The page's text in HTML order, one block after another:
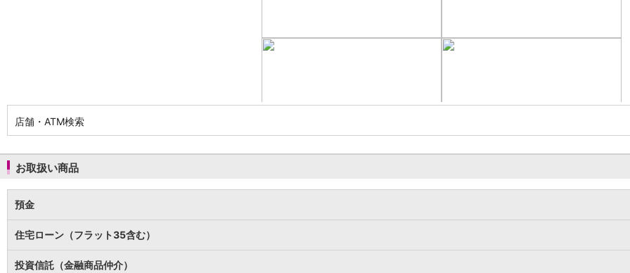
新規お借入れの方
お借換えの方
フラット35
リ・バース60
カードローン
目的別ローンマイページ
保険
保険TOP
医療保険
店舗・ATM検索
お取扱い商品
預金
住宅ローン（フラット35含む）
投資信託（金融商品仲介）